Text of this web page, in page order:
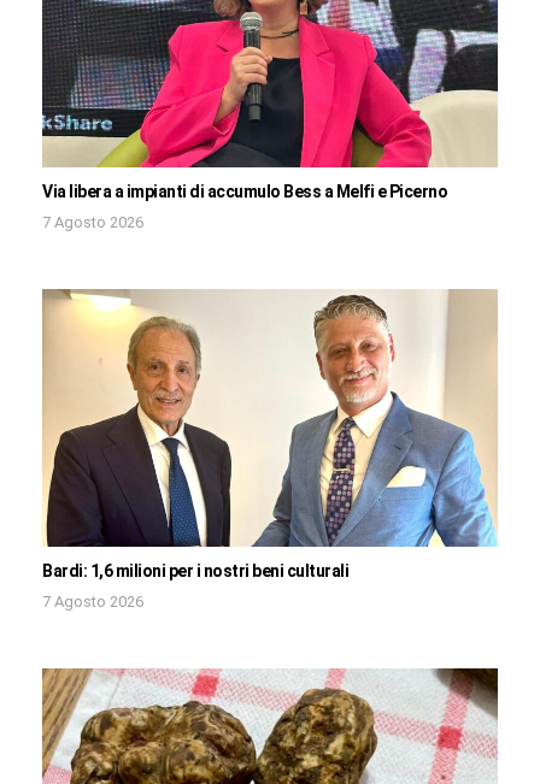
Via libera a impianti di accumulo Bess a Melfi e Picerno
7 Agosto 2026
Bardi: 1,6 milioni per i nostri beni culturali
7 Agosto 2026